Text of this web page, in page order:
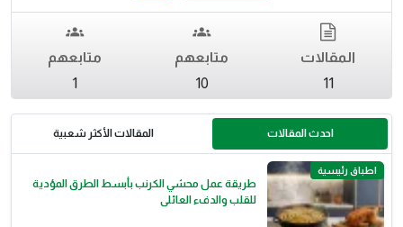
المقالات
11
متابعهم
10
متابعهم
1
احدث المقالات المقالات الأكثر شعبية
اطباق رئيسية
طريقة عمل محشي الكرنب بأبسط الطرق المؤدية
للقلب والدفء العائلى